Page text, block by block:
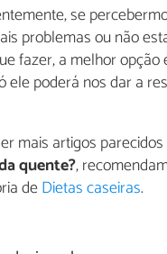
se
problemas ou não
fazer, a melhor opção
ele poderá nos dar a
mais artigos
quente?,
deDietas caseiras.